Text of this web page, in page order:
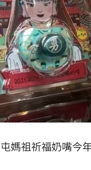
媽祖祈福奶嘴今